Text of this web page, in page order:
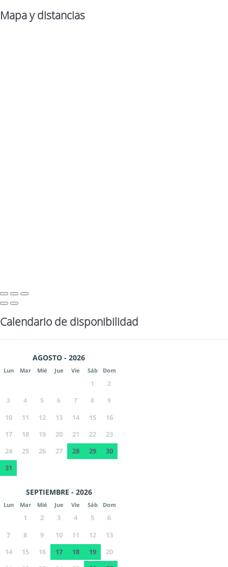
Mapa y distancias
Calendario de disponibilidad
AGOSTO - 2026
Lun Mar Mié Jue Vie Sáb Dom
1
2
3
4 5 6 7 8 9
10 11 12 13 14 15
16
17
18 19 20 21 22
23
24
25 26 27 28 29
30
31
SEPTIEMBRE - 2026
Lun Mar Mié Jue Vie Sáb Dom
1 2 3 4 5
6
7
8 9 10 11 12
13
14
15 16 17 18 19
20